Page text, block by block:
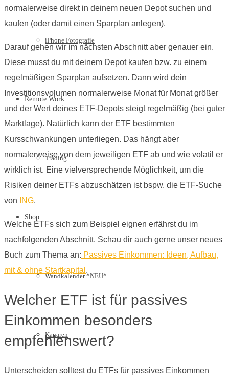
iPhone Fotografie
Remote Work
Trading
Shop
Wandkalender *NEU*
Kanaren
normalerweise direkt in deinem neuen Depot suchen und
kaufen (oder damit einen Sparplan anlegen).
Darauf gehen wir im nächsten Abschnitt aber genauer ein.
Diese musst du mit deinem Depot kaufen bzw. zu einem
regelmäßigen Sparplan aufsetzen. Dann wird dein
Investitionsvolumen normalerweise Monat für Monat größer
und der Wert deines ETF-Depots steigt regelmäßig (bei guter
Marktlage). Natürlich kann der ETF bestimmten
Kursschwankungen unterliegen. Das hängt aber
normalerweise von dem jeweiligen ETF ab und wie volatil er
wirklich ist. Eine vielversprechende Möglichkeit, um die
Risiken deiner ETFs abzuschätzen ist bspw. die ETF-Suche
von
ING.
Welche ETFs sich zum Beispiel eignen erfährst du im
nachfolgenden Abschnitt. Schau dir auch gerne unser neues
Buch zum Thema an: Passives Einkommen: Ideen, Aufbau,
mit & ohne Startkapital .
Welcher ETF ist für passives
Einkommen besonders
empfehlenswert?
Unterscheiden solltest du ETFs für passives Einkommen